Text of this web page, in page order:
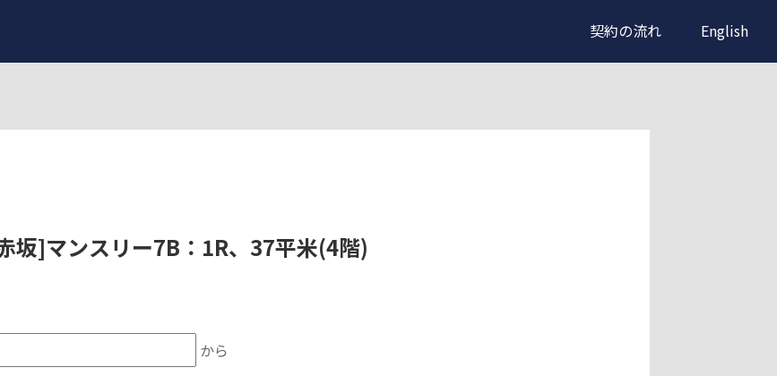
契約の流れ English
坂]マンスリー7B：1R、37平米(4階)
から